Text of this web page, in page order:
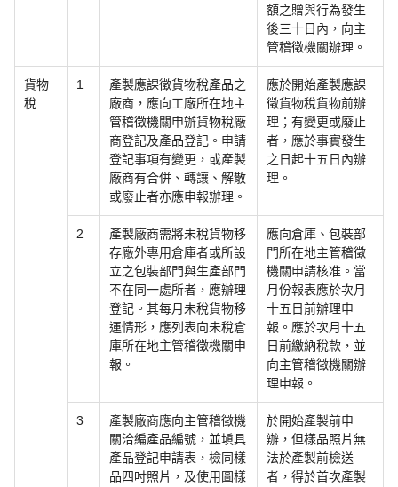
額之贈與行為發生
後三十日內，向主
管稽徵機關辦理。
貨物
稅
1
產製應課徵貨物稅產品之
廠商，應向工廠所在地主
管稽徵機關申辦貨物稅廠
商登記及產品登記。申請
登記事項有變更，或產製
廠商有合併、轉讓、解散
或廢止者亦應申報辦理。
應於開始產製應課
徵貨物稅貨物前辦
理；有變更或廢止
者，應於事實發生
之日起十五日內辦
理。
2
產製廠商需將未稅貨物移
存廠外專用倉庫者或所設
立之包裝部門與生產部門
不在同一處所者，應辦理
登記。其每月未稅貨物移
運情形，應列表向未稅倉
庫所在地主管稽徵機關申
報。
應向倉庫、包裝部
門所在地主管稽徵
機關申請核准。當
月份報表應於次月
十五日前辦理申
報。應於次月十五
日前繳納稅款，並
向主管稽徵機關辦
理申報。
3
產製廠商應向主管稽徵機
關洽編產品編號，並塡具
產品登記申請表，檢同樣
品四吋照片，及使用圖樣
於開始產製前申
辦，但樣品照片無
法於產製前檢送
者，得於首次產製